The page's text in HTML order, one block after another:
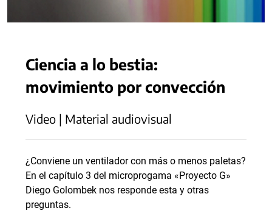
Ciencia a lo bestia:
movimiento por convección
Video | Material audiovisual
¿Conviene un ventilador con más o menos paletas?
En el capítulo 3 del microprogama «Proyecto G»
Diego Golombek nos responde esta y otras
preguntas.